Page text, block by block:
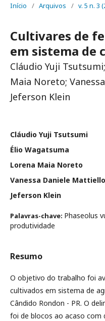
Início / Arquivos / v. 5 n. 3
Cultivares de
em sistema de
Cláudio Yuji
Maia Noreto;
Jeferson Klein
Cláudio Yuji Tsutsumi
Élio Wagatsuma
Lorena Maia Noreto
Vanessa Daniele Mattiello
Jeferson Klein
Palavras-chave: Phaseolus
produtividade
Resumo
O objetivo do trabalho foi
cultivados em sistema de
Cândido Rondon - PR. O
foi de blocos ao acaso